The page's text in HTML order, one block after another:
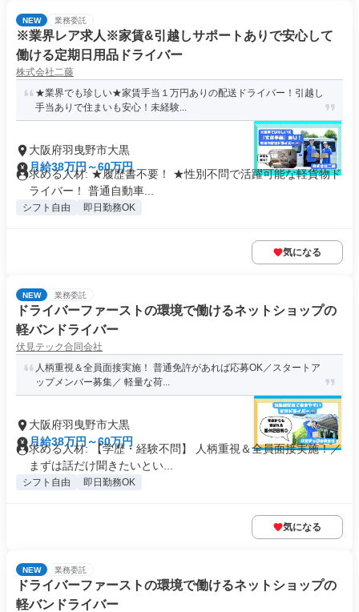
NEW 業務委託
※業界レア求人※家賃&引越しサポートありで安心して
働ける定期日用品ドライバー
株式会社二藤
★業界でも珍しい★家賃手当１万円ありの配送ドライバー！引越し
手当ありで住まいも安心！未経験...
大阪府羽曳野市大黒
月給38万円～60万円
求める人材: ★履歴書不要！ ★性別不問で活躍可能な軽貨物ド
ライバー！ 普通自動車...
シフト自由 即日勤務OK
気になる
NEW 業務委託
ドライバーファーストの環境で働けるネットショップの
軽バンドライバー
伏見テック合同会社
人柄重視＆全員面接実施！ 普通免許があれば応募OK／スタートア
ップメンバー募集／ 軽量な荷...
大阪府羽曳野市大黒
月給38万円～60万円
求める人材: 【学歴・経験不問】 人柄重視＆全員面接実施！／
まずは話だけ聞きたいとい...
シフト自由 即日勤務OK
気になる
NEW 業務委託
ドライバーファーストの環境で働けるネットショップの
軽バンドライバー